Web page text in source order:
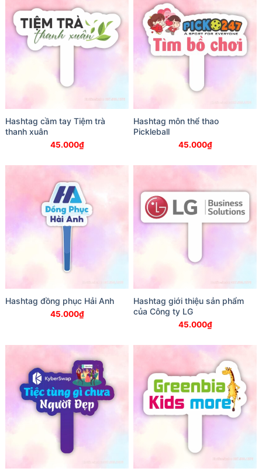
Hashtag cầm tay Tiệm trà
thanh xuân
45.000₫
Hashtag môn thể thao
Pickleball
45.000₫
Hashtag đồng phục Hải Anh
45.000₫
Hashtag giới thiệu sản phẩm
của Công ty LG
45.000₫